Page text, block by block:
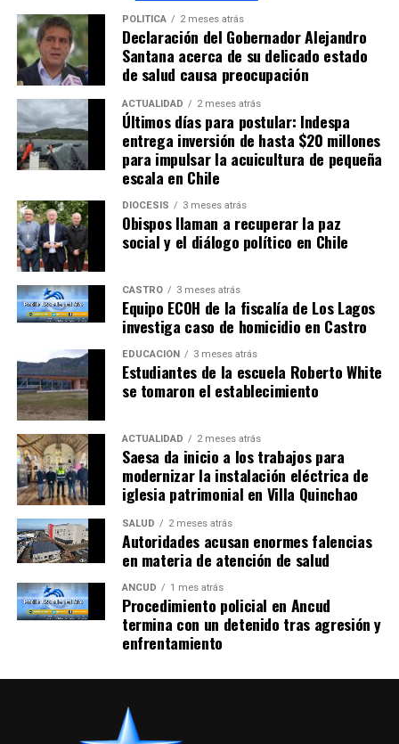
POLÍTICA 2 meses atrás
Declaración del Gobernador Alejandro
Santana acerca de su delicado estado
de salud causa preocupación
ACTUALIDAD 2 meses atrás
Últimos días para postular: Indespa
entrega inversión de hasta $20 millones
para impulsar la acuicultura de pequeña
escala en Chile
DIÓCESIS 3 meses atrás
Obispos llaman a recuperar la paz
social y el diálogo político en Chile
CASTRO 3 meses atrás
Equipo ECOH de la fiscalía de Los Lagos
investiga caso de homicidio en Castro
EDUCACIÓN 3 meses atrás
Estudiantes de la escuela Roberto White
se tomaron el establecimiento
ACTUALIDAD 2 meses atrás
Saesa da inicio a los trabajos para
modernizar la instalación eléctrica de
iglesia patrimonial en Villa Quinchao
SALUD 2 meses atrás
Autoridades acusan enormes falencias
en materia de atención de salud
ANCUD 1 mes atrás
Procedimiento policial en Ancud
termina con un detenido tras agresión y
enfrentamiento